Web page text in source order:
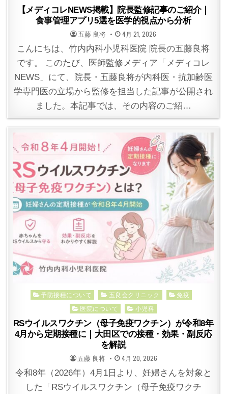
【メディコレNEWS掲載】院長監修記事のご紹介｜
食事管理アプリ5選を医学的視点から分析
POSTED
BY
五藤 良将 POSTED
ON
4月 21, 2026
こんにちは、竹内内科小児科医院 院長の五藤良将
です。 このたび、医師監修メディア「メディコレ
NEWS」にて、院長・五藤良将が内科医・抗加齢医
学専門医の立場から監修を担当した記事が公開され
ました。本記事では、その内容のご紹…
Posted
予防接種について 五良会クリニック
免疫
医院について
小児科
RSウイルスワクチン（母子免疫ワクチン）が令和8年
4月から定期接種に｜大田区での接種・効果・副反応
を解説
POSTED
BY
五藤 良将 POSTED
ON
4月 20, 2026
令和8年（2026年）4月1日より、妊婦さんを対象と
した「RSウイルスワクチン（母子免疫ワクチ